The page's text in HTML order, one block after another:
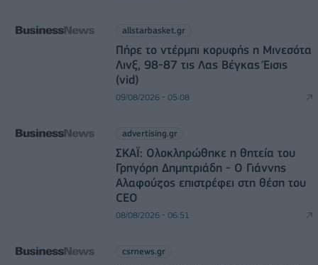
allstarbasket.gr
Πήρε το ντέρμπι κορυφής η Μινεσότα
Λινξ, 98-87 τις Λας Βέγκας Έισις
(vid)
09/08/2026 - 05:08
advertising.gr
ΣΚΑΪ: Ολοκληρώθηκε η θητεία του
Γρηγόρη Δημητριάδη - Ο Γιάννης
Αλαφούζος επιστρέφει στη θέση του
CEO
08/08/2026 - 06:51
csrnews.gr